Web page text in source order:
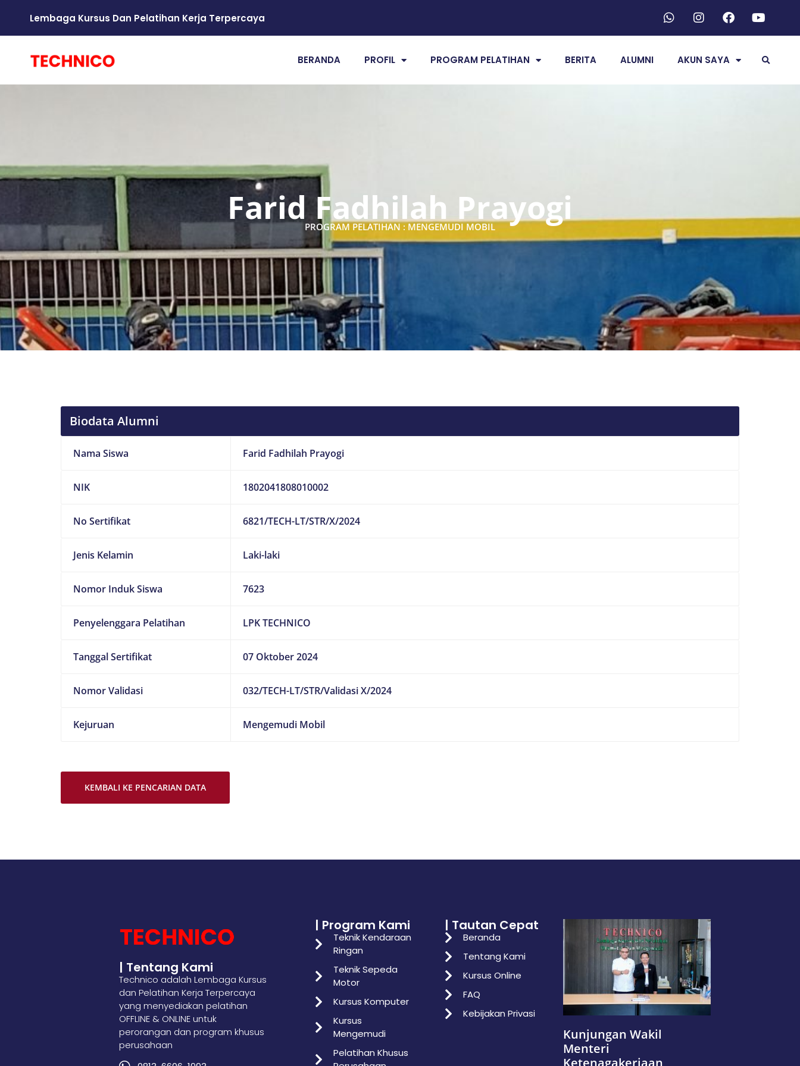
Lembaga Kursus Dan Pelatihan Kerja Terpercaya
BERANDA PROFIL PROGRAM PELATIHAN BERITA ALUMNI AKUN SAYA
Farid Fadhilah Prayogi
PROGRAM PELATIHAN : MENGEMUDI MOBIL
Biodata Alumni
Nama Siswa Farid Fadhilah Prayogi
NIK 1802041808010002
No Sertifikat 6821/TECH-LT/STR/X/2024
Jenis Kelamin Laki-laki
Nomor Induk Siswa 7623
Penyelenggara Pelatihan LPK TECHNICO
Tanggal Sertifikat 07 Oktober 2024
Nomor Validasi 032/TECH-LT/STR/Validasi X/2024
Kejuruan Mengemudi Mobil
KEMBALI KE PENCARIAN DATA
| Tentang Kami
Technico adalah Lembaga Kursus
dan Pelatihan Kerja Terpercaya
yang menyediakan pelatihan
OFFLINE & ONLINE untuk
perorangan dan program khusus
perusahaan
| Program Kami
Teknik Kendaraan
Ringan
Teknik Sepeda
Motor
Kursus Komputer
Kursus
Mengemudi
Pelatihan Khusus
| Tautan Cepat
Beranda
Tentang Kami
Kursus Online
FAQ
Kebijakan Privasi
Kunjungan Wakil
Menteri
Ketenagakerjaan